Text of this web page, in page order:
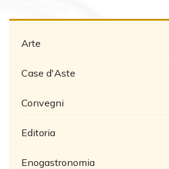
Arte
Case d'Aste
Convegni
Editoria
Enogastronomia